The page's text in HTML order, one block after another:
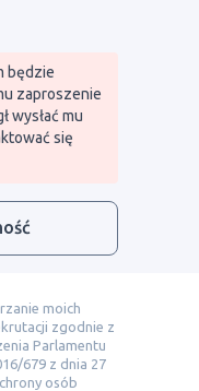
będzie
zaproszenie
wysłać mu
się
moich
zgodnie z
Parlamentu
679 z dnia 27
osób